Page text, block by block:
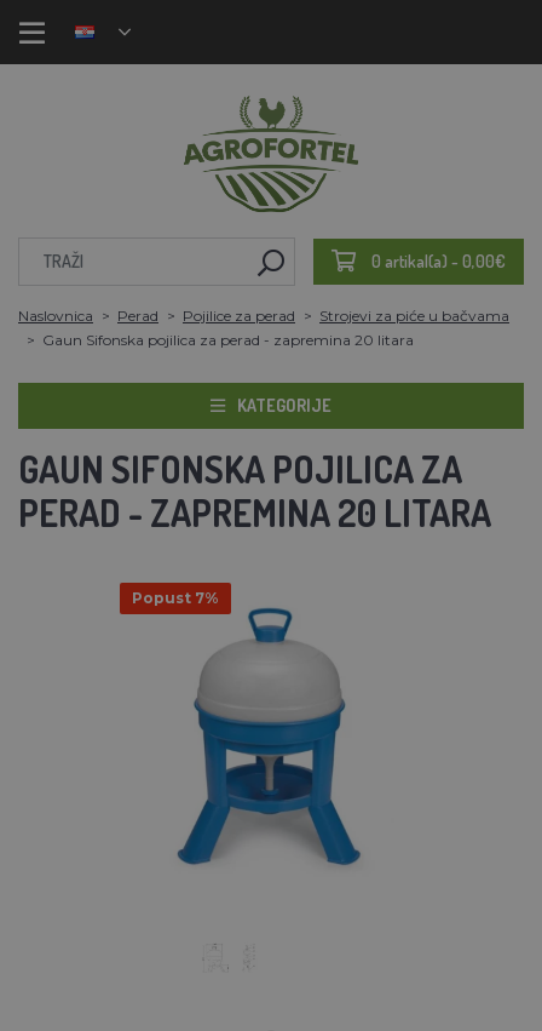
0 artikal(a) - 0,00€
Naslovnica Perad Pojilice za perad
Strojevi za piće u bačvama
Gaun Sifonska pojilica za perad - zapremina 20 litara
KATEGORIJE
GAUN SIFONSKA POJILICA ZA
PERAD - ZAPREMINA 20 LITARA
Popust 7%